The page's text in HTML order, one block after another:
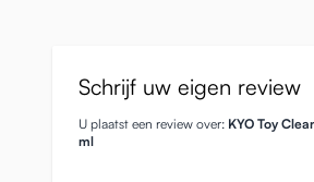
Schrijf uw eigen review
U plaatst een review over: KYO Toy
ml